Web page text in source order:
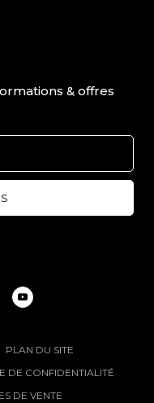
& offres
PLAN DU SITE
DE CONFIDENTIALITÉ
DE VENTE